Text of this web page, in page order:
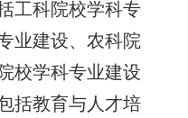
工科院校学科专
业建设、农科院
校学科专业建设
括教育与人才培